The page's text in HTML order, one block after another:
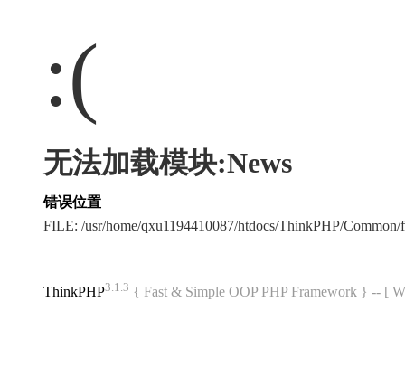
:(
无法加载模块:News
错误位置
FILE: /usr/home/qxu1194410087/htdocs/ThinkPHP/
ThinkPHP3.1.3 { Fast & Simple OOP PHP Framework } -- [